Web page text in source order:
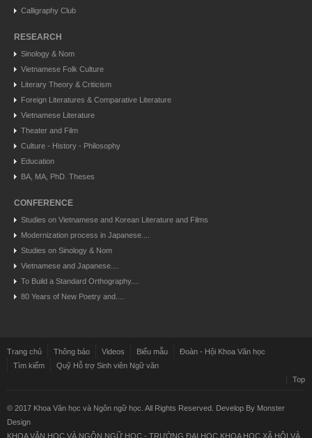
Calligraphy Club
RESEARCH
Sinology & Nom
Vietnamese Folk Culture
Literary Theory & Criticism
Foreign Literatures & Comparative Literature
Vietnamese Literature
Theater and Film
Culture - History - Philosophy
Education
BA, MA, PhD. Theses
CONFERENCE
Studies on Vietnamese and Korean Literature and Films
Modernization process in Japanese....
Studies on Sinology & Nom
Vietnamese and Japanese....
To Build a Standard Orthography....
80 Years of New Poetry and....
Trang chủ Thông báo Videos Biểu mẫu
Đoàn - Hội Khoa Văn học
Tìm kiếm
Quỹ Hỗ trợ Sinh viên Ngữ văn
Top
© 2017 Khoa Văn học và Ngôn ngữ học. All Rights Reserved. Develop By Monster
Design
KHOA VĂN HỌC VÀ NGÔN NGỮ HỌC - TRƯỜNG ĐẠI HỌC KHOA HỌC XÃ HỘI VÀ